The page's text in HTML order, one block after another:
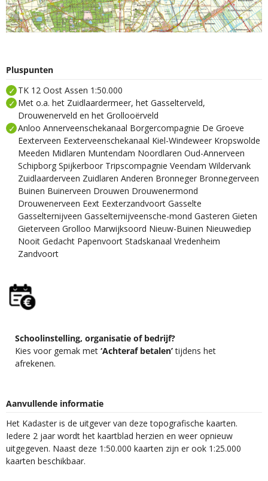
Pluspunten
TK 12 Oost Assen 1:50.000
Met o.a. het Zuidlaardermeer, het Gasselterveld,
Drouwenerveld en het Grollooërveld
Anloo Annerveenschekanaal Borgercompagnie De Groeve
Eexterveen Eexterveenschekanaal Kiel-Windeweer Kropswolde
Meeden Midlaren Muntendam Noordlaren Oud-Annerveen
Schipborg Spijkerboor Tripscompagnie Veendam Wildervank
Zuidlaarderveen Zuidlaren Anderen Bronneger Bronnegerveen
Buinen Buinerveen Drouwen Drouwenermond
Drouwenerveen Eext Eexterzandvoort Gasselte
Gasselternijveen Gasselternijveensche-mond Gasteren Gieten
Gieterveen Grolloo Marwijksoord Nieuw-Buinen Nieuwediep
Nooit Gedacht Papenvoort Stadskanaal Vredenheim
Zandvoort
Schoolinstelling, organisatie of bedrijf?
Kies voor gemak met ‘Achteraf betalen’tijdens het
afrekenen.
Aanvullende informatie
Het Kadaster is de uitgever van deze topografische kaarten.
Iedere 2 jaar wordt het kaartblad herzien en weer opnieuw
uitgegeven. Naast deze 1:50.000 kaarten zijn er ook 1:25.000
kaarten beschikbaar.